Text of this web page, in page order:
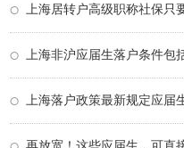
上海非沪应届生落户条件包
上海落户政策最新规定应届